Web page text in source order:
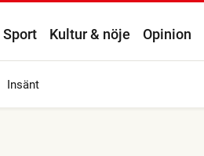
Sport Kultur & nöje Opinion
Insänt